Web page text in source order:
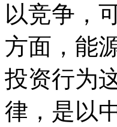
以竞争，
方面，能
投资行为
律，是以